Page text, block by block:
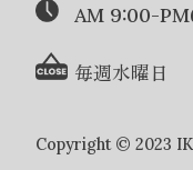
AM 9:00-
毎週水曜日
Copyright © 2023